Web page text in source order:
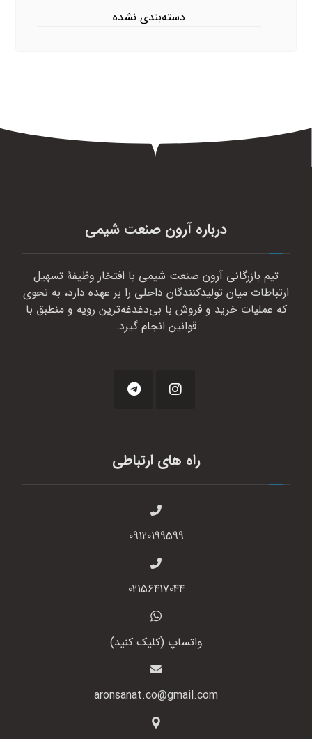
دسته‌بندی نشده
درباره آرون صنعت شیمی
تیم بازرگانی آرون صنعت شیمی با افتخار وظیفهٔ تسهیل
ارتباطات میان تولیدکنندگان داخلی را بر عهده دارد، به نحوی
که عملیات خرید و فروش با بی‌دغدغه‌ترین رویه و منطبق با
قوانین انجام گیرد.
راه های ارتباطی
09120199599
02156417044
واتساپ (کلیک کنید)
aronsanat.co@gmail.com